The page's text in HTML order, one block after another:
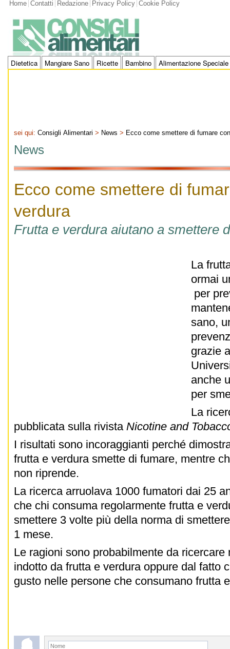
Home Contatti Redazione Privacy Policy Cookie Policy
Dietetica Mangiare Sano Ricette Bambino Alimentazione Speciale
sei qui: Consigli Alimentari > News > Ecco come smettere di fumare
News
Ecco come smettere di
verdura
Frutta e verdura aiutano a smettere
La
ormai
per
sano,
grazie
anche
per
La
pubblicata sulla rivista Nicotine and
I risultati sono incoraggianti perché
frutta e verdura smette di fumare, mentre
non riprende.
La ricerca arruolava 1000 fumatori dai 25
che chi consuma regolarmente frutta e
smettere 3 volte più della norma di
1 mese.
Le ragioni sono probabilmente da ricercare
indotto da frutta e verdura oppure dal fatto
gusto nelle persone che consumano frutta